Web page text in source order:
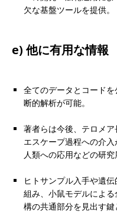
欠な基盤ツールを提供。
e) 他に有用な情報
全てのデータとコード
断的解析が可能。
著者らは今後、テロメア
エスケープ過程への介入
人類への応用などの研究
ヒトサンプル入手や遺
組み、小鼠モデルによ
構の共通部分を見出す鍵